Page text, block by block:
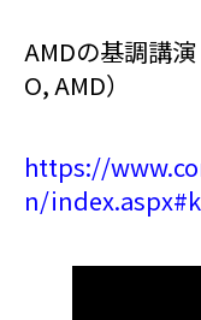
AMDの基調講
O, AMD）
https://
n/